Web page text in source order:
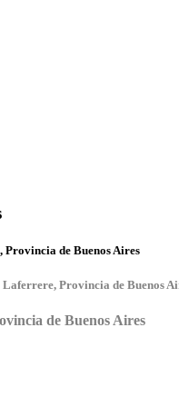
de Buenos Aires
Provincia de Buenos
de Buenos Aires